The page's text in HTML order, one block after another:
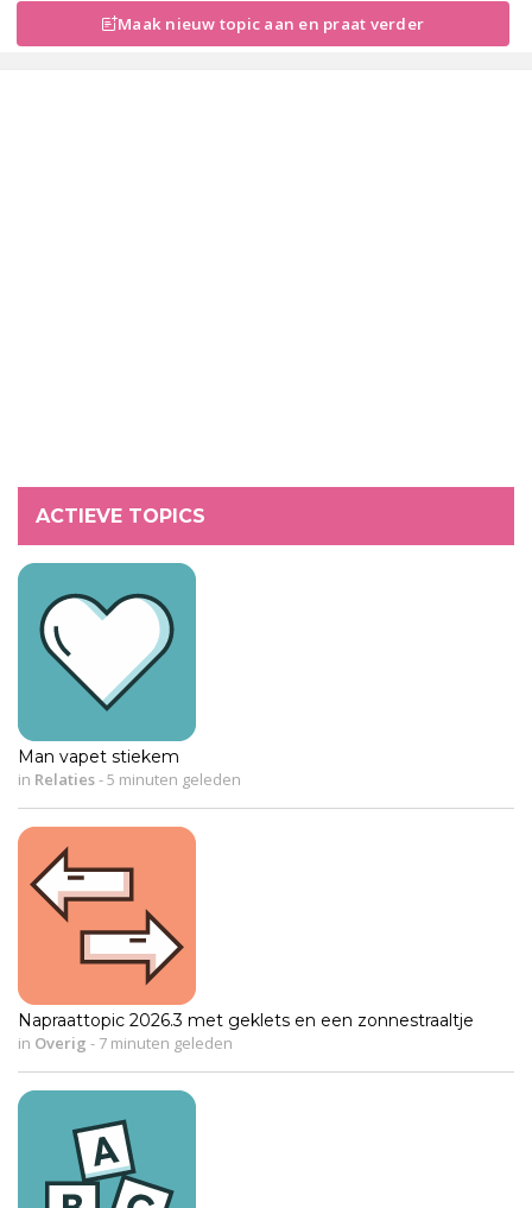
Maak nieuw topic aan en praat verder
ACTIEVE TOPICS
Man vapet stiekem
in Relaties-5 minuten geleden
Napraattopic 2026.3 met geklets en een zonnestraaltje
in Overig - 7 minuten geleden